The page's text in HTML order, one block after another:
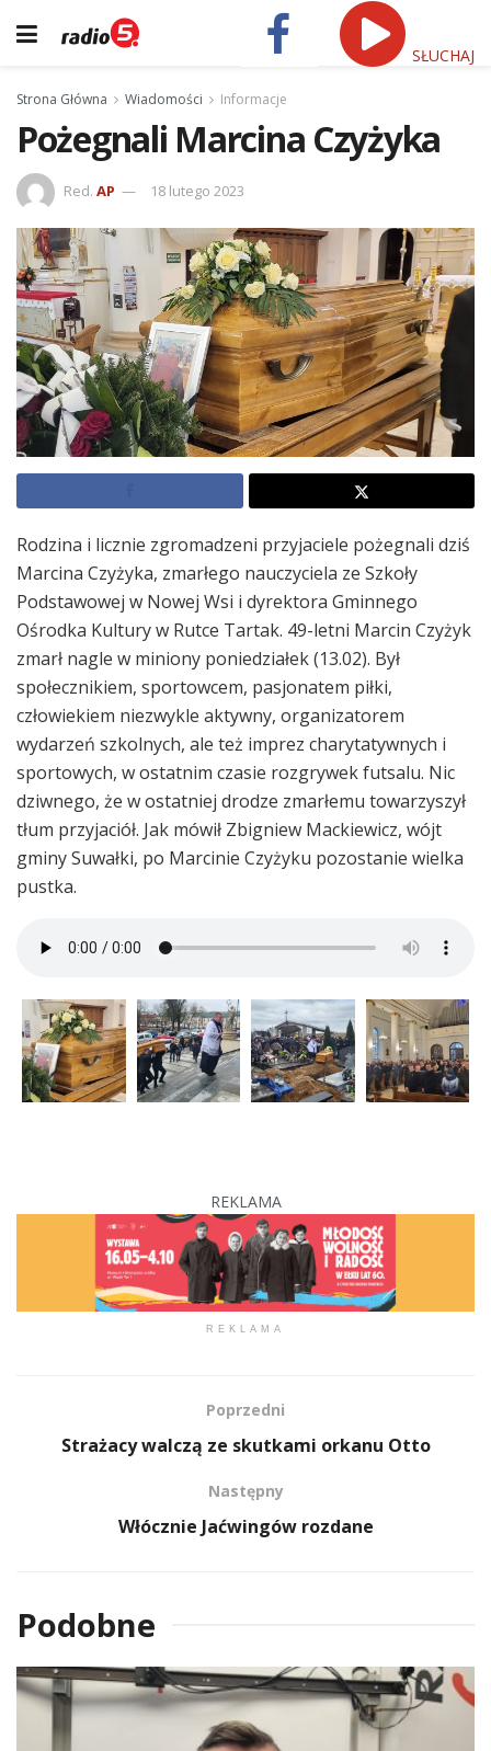
SŁUCHAJ
Strona Główna Wiadomości Informacje
Pożegnali Marcina Czyżyka
Red. AP 18 lutego 2023
Rodzina i licznie zgromadzeni przyjaciele pożegnali dziś
Marcina Czyżyka, zmarłego nauczyciela ze Szkoły
Podstawowej w Nowej Wsi i dyrektora Gminnego
Ośrodka Kultury w Rutce Tartak. 49-letni Marcin Czyżyk
zmarł nagle w miniony poniedziałek (13.02). Był
społecznikiem, sportowcem, pasjonatem piłki,
człowiekiem niezwykle aktywny, organizatorem
wydarzeń szkolnych, ale też imprez charytatywnych i
sportowych, w ostatnim czasie rozgrywek futsalu. Nic
dziwnego, że w ostatniej drodze zmarłemu towarzyszył
tłum przyjaciół. Jak mówił Zbigniew Mackiewicz, wójt
gminy Suwałki, po Marcinie Czyżyku pozostanie wielka
pustka.
REKLAMA
REKLAMA
Poprzedni
Strażacy walczą ze skutkami orkanu Otto
Następny
Włócznie Jaćwingów rozdane
Podobne